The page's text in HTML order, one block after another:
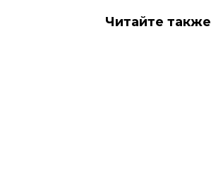
Читайте также